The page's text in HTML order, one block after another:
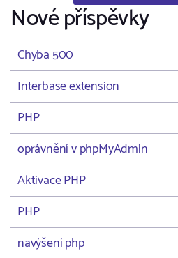
Nové příspěvky
Chyba 500
Interbase extension
PHP
oprávnění v phpMyAdmin
Aktivace PHP
PHP
navýšení php